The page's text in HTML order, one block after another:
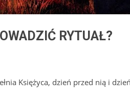
RYTUAŁ?
Księżyca, dzień przed nią i